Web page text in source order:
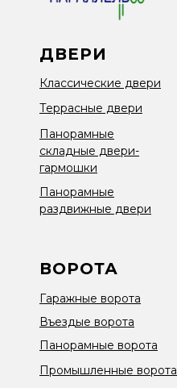
ДВЕРИ
Классические двери
Террасные двери
Панорамные
складные двери-
гармошки
Панорамные
раздвижные двери
ВОРОТА
Промышленные ворота
Панорамные ворота
Гаражные ворота
Въездые ворота